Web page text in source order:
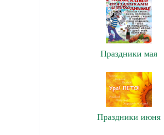
Праздники мая
Праздники июня